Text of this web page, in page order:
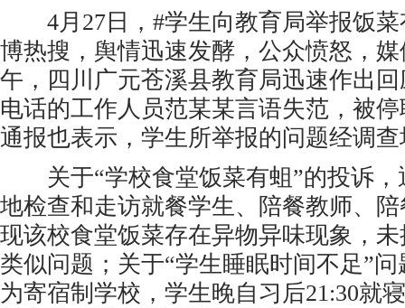
4月27日，#学生向教育局举报饭菜
博热搜，舆情迅速发酵，公众愤怒，
午，四川广元苍溪县教育局迅速作出
电话的工作人员范某某言语失范，被
通报也表示，学生所举报的问题经调
关于“学校食堂饭菜有蛆”的投诉，
地检查和走访就餐学生、陪餐教师、
现该校食堂饭菜存在异物异味现象，
类似问题；关于“学生睡眠时间不足”
为寄宿制学校，学生晚自习后21:30就